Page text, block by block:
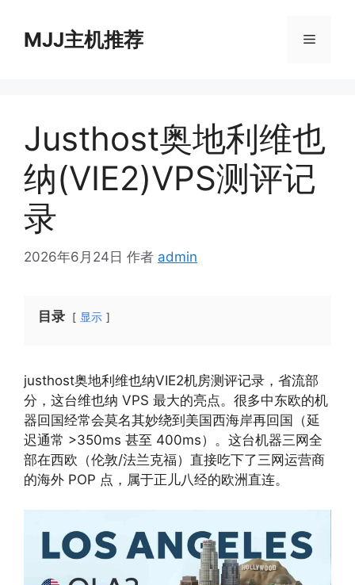
MJJ主机推荐 菜
Justhost奥地利维也
纳(VIE2)VPS测评记
录
2026年6月24日 作者 admin
目录 显示
justhost奥地利维也纳VIE2机房测评记录，省流部
分，这台维也纳 VPS 最大的亮点。很多中东欧的机
器回国经常会莫名其妙绕到美国西海岸再回国（延
迟通常 >350ms 甚至 400ms）。这台机器三网全
部在西欧（伦敦/法兰克福）直接吃下了三网运营商
的海外 POP 点，属于正儿八经的欧洲直连。